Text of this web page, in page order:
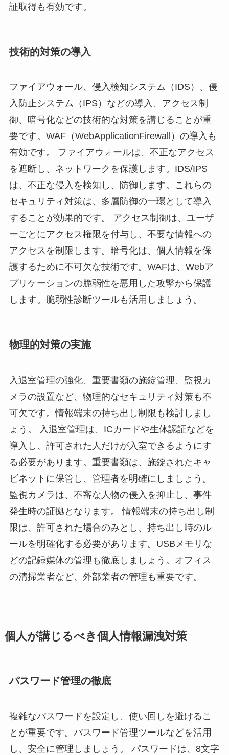
証取得も有効です。
技術的対策の導入
ファイアウォール、侵入検知システム（IDS）、侵
入防止システム（IPS）などの導入、アクセス制
御、暗号化などの技術的な対策を講じることが重
要です。WAF（WebApplicationFirewall）の導入も
有効です。 ファイアウォールは、不正なアクセス
を遮断し、ネットワークを保護します。IDS/IPS
は、不正な侵入を検知し、防御します。これらの
セキュリティ対策は、多層防御の一環として導入
することが効果的です。 アクセス制御は、ユーザ
ーごとにアクセス権限を付与し、不要な情報への
アクセスを制限します。暗号化は、個人情報を保
護するために不可欠な技術です。WAFは、Webア
プリケーションの脆弱性を悪用した攻撃から保護
します。脆弱性診断ツールも活用しましょう。
物理的対策の実施
入退室管理の強化、重要書類の施錠管理、監視カ
メラの設置など、物理的なセキュリティ対策も不
可欠です。情報端末の持ち出し制限も検討しまし
ょう。 入退室管理は、ICカードや生体認証などを
導入し、許可された人だけが入室できるようにす
る必要があります。重要書類は、施錠されたキャ
ビネットに保管し、管理者を明確にしましょう。
監視カメラは、不審な人物の侵入を抑止し、事件
発生時の証拠となります。 情報端末の持ち出し制
限は、許可された場合のみとし、持ち出し時のル
ールを明確化する必要があります。USBメモリな
どの記録媒体の管理も徹底しましょう。オフィス
の清掃業者など、外部業者の管理も重要です。
個人が講じるべき個人情報漏洩対策
パスワード管理の徹底
複雑なパスワードを設定し、使い回しを避けるこ
とが重要です。パスワード管理ツールなどを活用
し、安全に管理しましょう。 パスワードは、8文字